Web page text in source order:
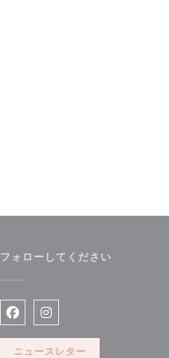
フォローしてください
Facebook ((新しいウィンド
Instagram ((新しいウ
ニュースレター